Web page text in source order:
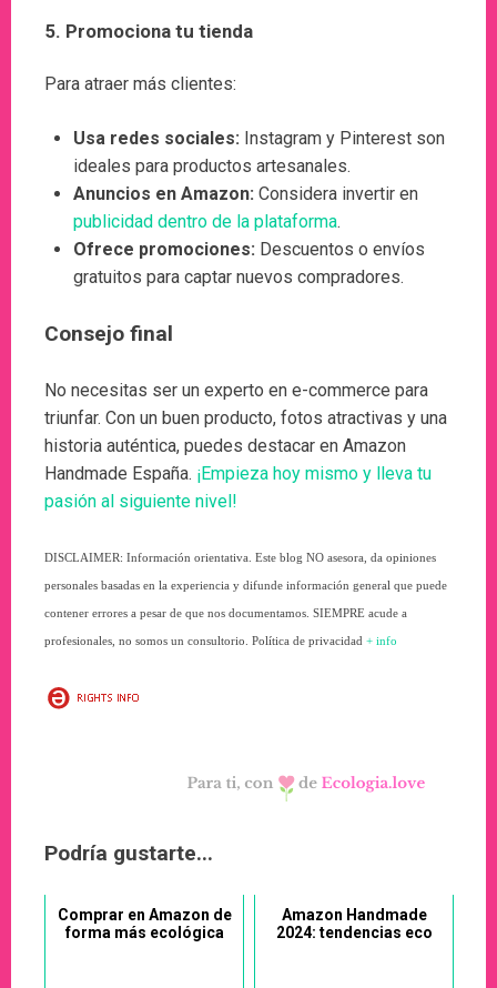
5. Promociona tu tienda
Para atraer más clientes:
Usa redes sociales: Instagram y Pinterest son
ideales para productos artesanales.
Anuncios en Amazon: Considera invertir en
publicidad dentro de la plataforma.
Ofrece promociones: Descuentos o envíos
gratuitos para captar nuevos compradores.
Consejo final
No necesitas ser un experto en e-commerce para
triunfar. Con un buen producto, fotos atractivas y una
historia auténtica, puedes destacar en Amazon
Handmade España. ¡Empieza hoy mismo y lleva tu
pasión al siguiente nivel!
DISCLAIMER: Información orientativa. Este blog NO asesora, da opiniones
personales basadas en la experiencia y difunde información general que puede
contener errores a pesar de que nos documentamos. SIEMPRE acude a
profesionales, no somos un consultorio. Política de privacidad + info
Podría gustarte...
Comprar en Amazon de
forma más ecológica
Amazon Handmade
2024: tendencias eco